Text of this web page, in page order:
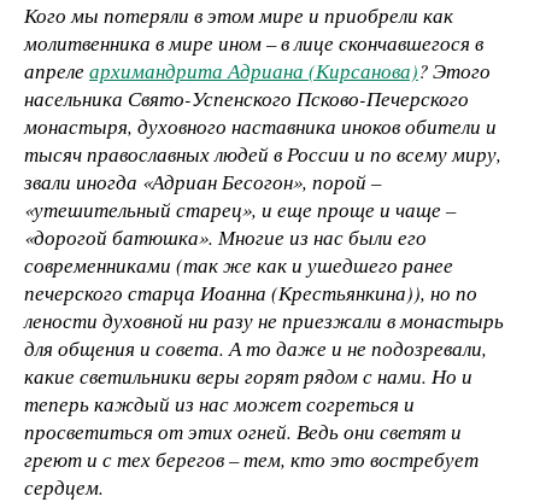
Кого мы потеряли в этом мире и приобрели как
молитвенника в мире ином – в лице скончавшегося в
апрелеархимандрита Адриана (Кирсанова)? Этого
насельника Свято-Успенского Псково-Печерского
монастыря, духовного наставника иноков обители и
тысяч православных людей в России и по всему миру,
звали иногда «Адриан Бесогон», порой –
«утешительный старец», и еще проще и чаще –
«дорогой батюшка». Многие из нас были его
современниками (так же как и ушедшего ранее
печерского старца Иоанна (Крестьянкина)), но по
лености духовной ни разу не приезжали в монастырь
для общения и совета. А то даже и не подозревали,
какие светильники веры горят рядом с нами. Но и
теперь каждый из нас может согреться и
просветиться от этих огней. Ведь они светят и
греют и с тех берегов – тем, кто это востребует
сердцем.